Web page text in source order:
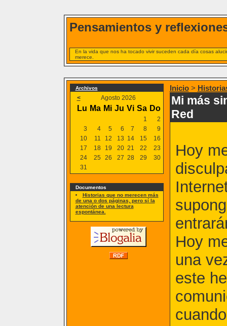
Pensamientos y
En la vida que nos ha tocado vivir suceden cada día cosas
merece.
Archivos
< Agosto 2026
Lu Ma Mi Ju Vi Sa Do
1
2
3
4 5 6 7 8
9
10
11 12 13 14 15
16
17
18 19 20 21 22
23
24
25 26 27 28 29
30
31
Documentos
Historias que no merecen más
de una o dos páginas, pero sí la
atención de una lectura
espontánea.
Inicio>
Mi más
Red
Hoy
Hoy
una
este